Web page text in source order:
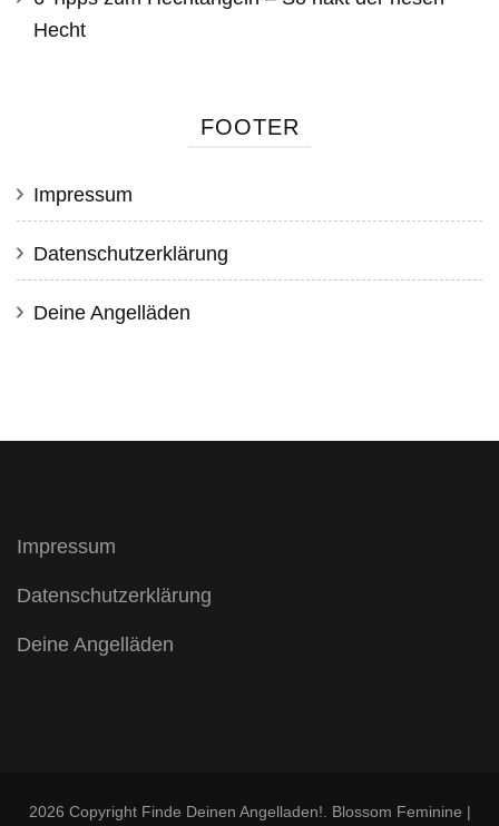
Hecht
FOOTER
Impressum
Datenschutzerklärung
Deine Angelläden
Impressum
Datenschutzerklärung
Deine Angelläden
2026 Copyright Finde Deinen Angelladen! Blossom Feminine |